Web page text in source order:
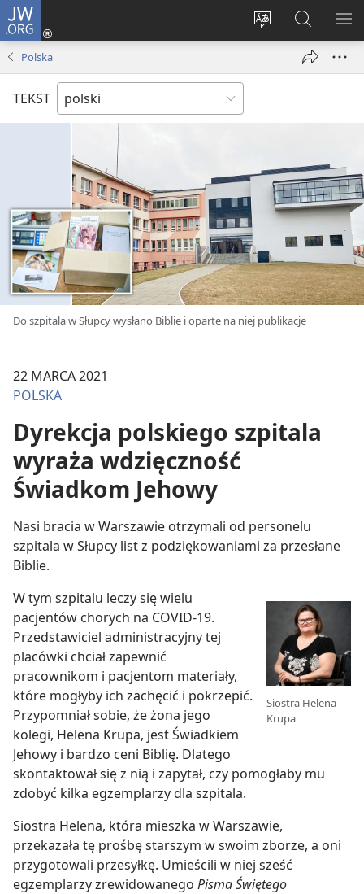
JW.ORG
Wybór
Logowanie
(opens
Szukaj
na
JW.ORG
Polska
TEKST
Do szpitala w Słupcy wysłano Biblie i oparte na niej publikacje
22 MARCA 2021
POLSKA
Dyrekcja polskiego szpitala
wyraża wdzięczność
Świadkom Jehowy
Nasi bracia w Warszawie otrzymali od personelu
szpitala w Słupcy list z podziękowaniami za przesłane
Biblie.
Siostra Helena
Krupa
W tym szpitalu leczy się wielu
pacjentów chorych na COVID-19.
Przedstawiciel administracyjny tej
placówki chciał zapewnić
pracownikom i pacjentom materiały,
które mogłyby ich zachęcić i pokrzepić.
Przypomniał sobie, że żona jego
kolegi, Helena Krupa, jest Świadkiem
Jehowy i bardzo ceni Biblię. Dlatego
skontaktował się z nią i zapytał, czy pomogłaby mu
zdobyć kilka egzemplarzy dla szpitala.
Siostra Helena, która mieszka w Warszawie,
przekazała tę prośbę starszym w swoim zborze, a oni
przygotowali przesyłkę. Umieścili w niej sześć
egzemplarzy zrewidowanego Pisma Świętego